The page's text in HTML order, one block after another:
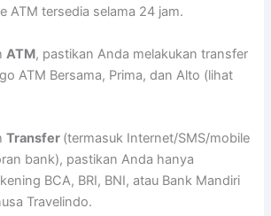
ATM tersedia selama 24 jam.
ATM, pastikan Anda melakukan transfer
ATM Bersama, Prima, dan Alto (lihat
Transfer (termasuk Internet/SMS/mobile
bank), pastikan Anda hanya
BCA, BRI, BNI, atau Bank Mandiri
Travelindo.